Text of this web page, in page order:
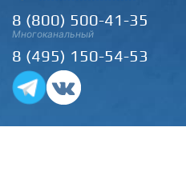
8 (800) 500-41-35
Многоканальный
8 (495) 150-54-53